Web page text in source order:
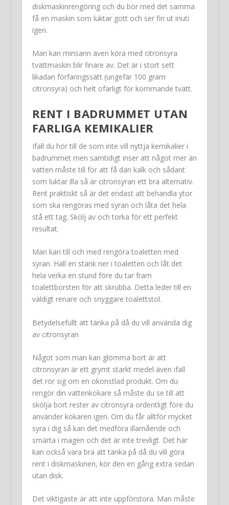
diskmaskinrengöring och du bör med det samma
få en maskin som luktar gott och ser fin ut inuti
igen.
Man kan minsann även köra med citronsyra
tvättmaskin blir finare av. Det är i stort sett
likadan förfaringssätt (ungefär 100 gram
citronsyra) och helt ofarligt för kommande tvätt.
RENT I BADRUMMET UTAN
FARLIGA KEMIKALIER
Ifall du hör till de som inte vill nyttja kemikalier i
badrummet men samtidigt inser att något mer än
vatten måste till för att få dän kalk och sådant
som luktar illa så är citronsyran ett bra alternativ.
Rent praktiskt så är det endast att behandla ytor
som ska rengöras med syran och låta det hela
stå ett tag. Skölj av och torka för ett perfekt
resultat.
Man kan till och med rengöra toaletten med
syran. Häll en stänk ner i toaletten och låt det
hela verka en stund före du tar fram
toalettborsten för att skrubba. Detta leder till en
väldigt renare och snyggare toalettstol.
Betydelsefullt att tänka på då du vill använda dig
av citronsyran
Något som man kan glömma bort är att
citronsyran är ett grymt starkt medel även ifall
det rör sig om en okonstlad produkt. Om du
rengör din vattenkokare så måste du se till att
skölja bort rester av citronsyra ordentligt före du
använder kokaren igen. Om du får alltför mycket
syra i dig så kan det medföra illamående och
smärta i magen och det är inte trevligt. Det här
kan också vara bra att tänka på då du vill göra
rent i diskmaskinen, kör den en gång extra sedan
utan disk.
Det viktigaste är att inte uppförstora. Man måste